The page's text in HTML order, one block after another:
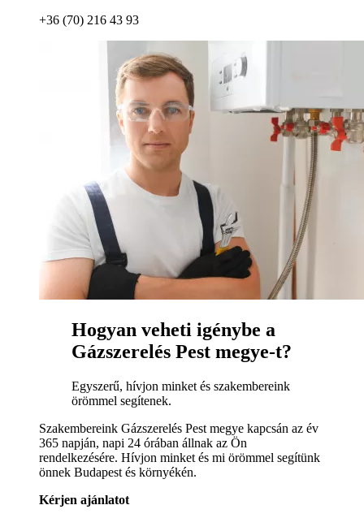
+36 (70) 216 43 93
Hogyan veheti igénybe a
Gázszerelés Pest megye-t?
Egyszerű, hívjon minket és szakembereink
örömmel segítenek.
Szakembereink Gázszerelés Pest megye kapcsán az év
365 napján, napi 24 órában állnak az Ön
rendelkezésére. Hívjon minket és mi örömmel segítünk
önnek Budapest és környékén.
Kérjen ajánlatot